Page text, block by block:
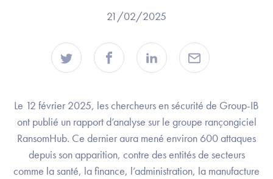
21/02/2025
Le 12 février 2025, les chercheurs en sécurité de Group-IB
ont publié un rapport d’analyse sur le groupe rançongiciel
RansomHub. Ce dernier aura mené environ 600 attaques
depuis son apparition, contre des entités de secteurs
comme la santé, la finance, l’administration, la manufacture